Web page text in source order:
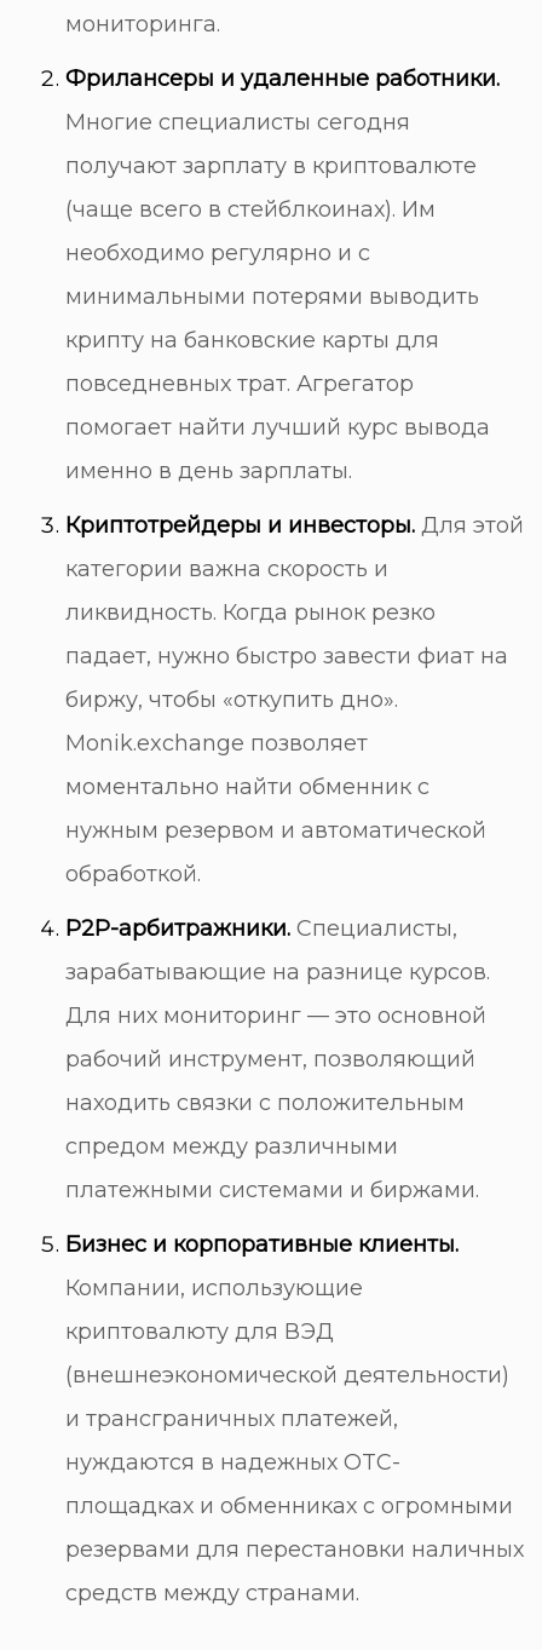
мониторинга.
Фрилансеры и удаленные работники.
Многие специалисты сегодня
получают зарплату в криптовалюте
(чаще всего в стейблкоинах). Им
необходимо регулярно и с
минимальными потерями выводить
крипту на банковские карты для
повседневных трат. Агрегатор
помогает найти лучший курс вывода
именно в день зарплаты.
Криптотрейдеры и инвесторы.Для этой
категории важна скорость и
ликвидность. Когда рынок резко
падает, нужно быстро завести фиат на
биржу, чтобы «откупить дно».
Monik.exchange позволяет
моментально найти обменник с
нужным резервом и автоматической
обработкой.
P2P-арбитражники.Специалисты,
зарабатывающие на разнице курсов.
Для них мониторинг — это основной
рабочий инструмент, позволяющий
находить связки с положительным
спредом между различными
платежными системами и биржами.
Бизнес и корпоративные клиенты.
Компании, использующие
криптовалюту для ВЭД
(внешнеэкономической деятельности)
и трансграничных платежей,
нуждаются в надежных OTC-
площадках и обменниках с огромными
резервами для перестановки наличных
средств между странами.